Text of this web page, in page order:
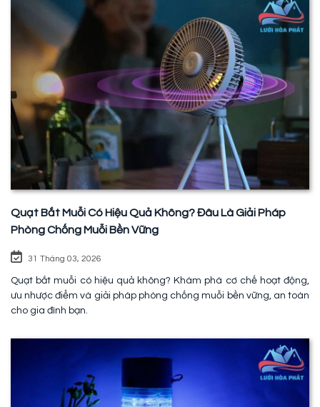
Quạt Bắt Muỗi Có Hiệu Quả Không? Đâu Là Giải Pháp
Phòng Chống Muỗi Bền Vững
31 Tháng 03, 2026
Quạt bắt muỗi có hiệu quả không? Khám phá cơ chế hoạt động,
ưu nhược điểm và giải pháp phòng chống muỗi bền vững, an toàn
cho gia đình bạn.